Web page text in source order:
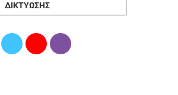
ΔΙΚΤΎΩΣΗΣ